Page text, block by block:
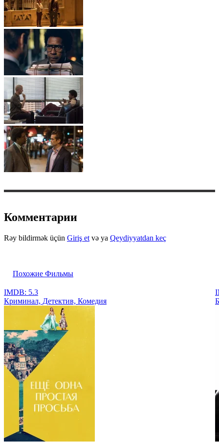
Комментарии
Rəy bildirmək üçün Giriş et və ya Qeydiyyatdan keç
Похожие Фильмы
IMDB: 5.3
Криминал, Детектив, Комедия